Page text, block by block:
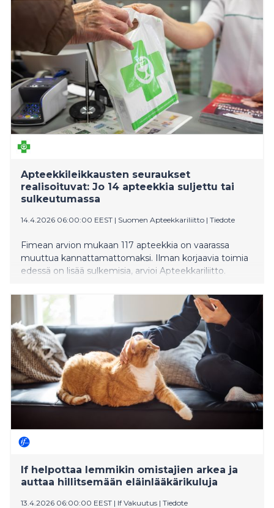
hyvinvointiaan.
Apteekkileikkausten seuraukset
realisoituvat: Jo 14 apteekkia suljettu tai
sulkeutumassa
14.4.2026 06:00:00 EEST | Suomen Apteekkariliitto | Tiedote
Fimean arvion mukaan 117 apteekkia on vaarassa
muuttua kannattamattomaksi. Ilman korjaavia toimia
edessä on lisää sulkemisia, arvioi Apteekkariliitto.
If helpottaa lemmikin omistajien arkea ja
auttaa hillitsemään eläinlääkärikuluja
13.4.2026 06:00:00 EEST | If Vakuutus | Tiedote